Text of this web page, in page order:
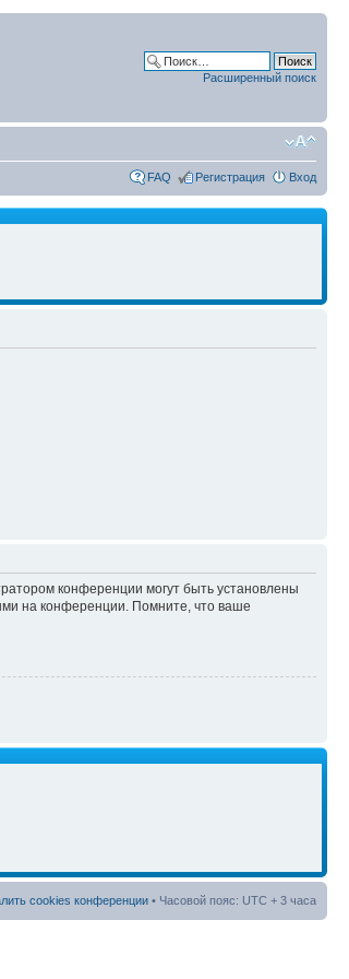
Расширенный поиск
FAQ Регистрация Вход
конференции могут быть установлены
на конференции. Помните, что ваше
cookies конференции • Часовой пояс: UTC + 3 часа